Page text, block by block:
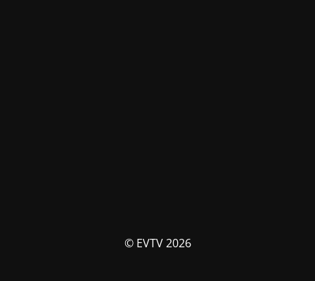
© EVTV 2026